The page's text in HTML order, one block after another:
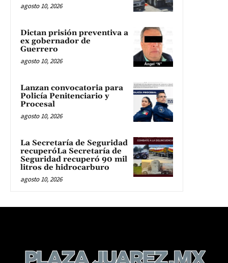
agosto 10, 2026
Dictan prisión preventiva a
ex gobernador de
Guerrero
agosto 10, 2026
Lanzan convocatoria para
Policía Penitenciario y
Procesal
agosto 10, 2026
La Secretaría de Seguridad
recuperóLa Secretaría de
Seguridad recuperó 90 mil
litros de hidrocarburo
agosto 10, 2026